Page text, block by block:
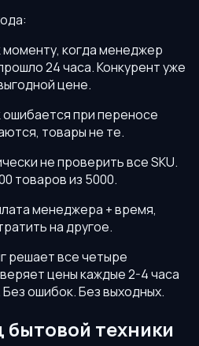
моменту, когда менеджер
24 часа. Конкурент уже
цене.
при переносе
товары не те.
не проверить все SKU.
товаров из 5000.
менеджера + время,
на другое.
решает все четыре
цены каждые 2-4 часа
ошибок. Без выходных.
техники